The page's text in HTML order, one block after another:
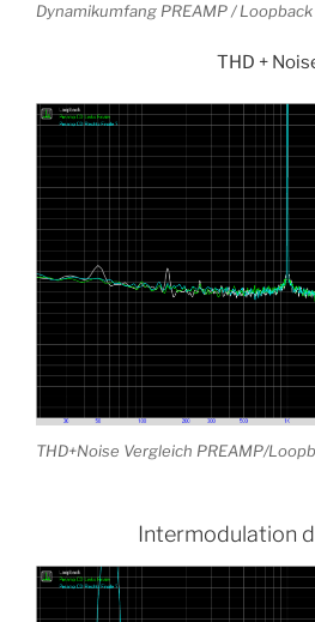
Dynamikumfang PREAMP / Loopback
THD +
THD+Noise Vergleich PREAMP/
Intermodulation